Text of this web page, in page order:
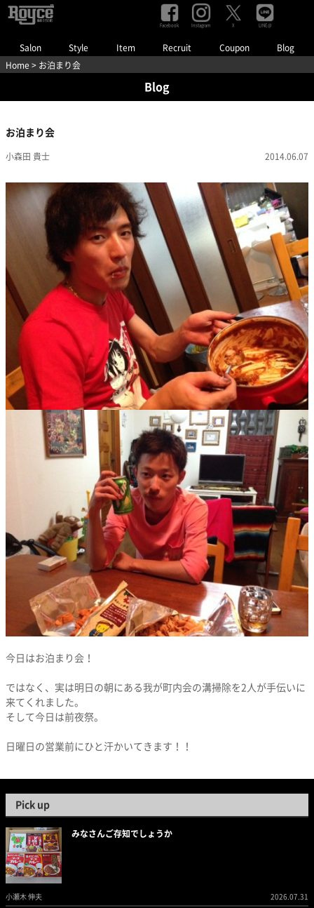
Salon Style Item Recruit Coupon Blog
Facebook Instagram X LINE@
Home > お泊まり会
Blog
お泊まり会
小森田 貴士 2014.06.07
今日はお泊まり会！
ではなく、実は明日の朝にある我が町内会の溝掃除を2人が手伝いに
来てくれました。
そして今日は前夜祭。
日曜日の営業前にひと汗かいてきます！！
Pick up
みなさんご存知でしょうか
小瀬木 伸夫 2026.07.31